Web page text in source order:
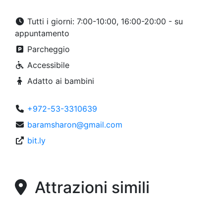
Tutti i giorni: 7:00-10:00, 16:00-20:00 - su
appuntamento
Parcheggio
Accessibile
Adatto ai bambini
+972-53-3310639
baramsharon@gmail.com
bit.ly
Attrazioni simili